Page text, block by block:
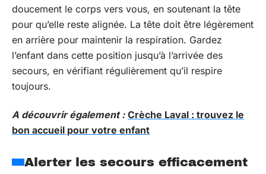
doucement le corps vers vous, en soutenant la tête
pour qu’elle reste alignée. La tête doit être légèrement
en arrière pour maintenir la respiration. Gardez
l’enfant dans cette position jusqu’à l’arrivée des
secours, en vérifiant régulièrement qu’il respire
toujours.
A découvrir également : Crèche Laval : trouvez le
bon accueil pour votre enfant
Alerter les secours efficacement